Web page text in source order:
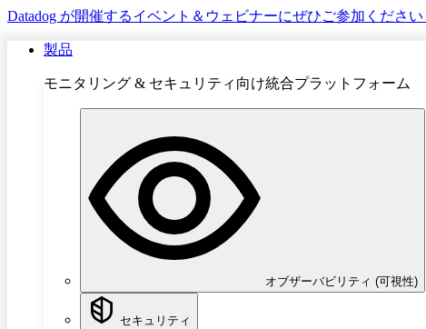
Datadog が開催するイベント＆ウェビナーにぜひご参加ください
製品
モニタリング & セキュリティ向け統合プラットフォーム
オブザーバビリティ (可視性)
セキュリティ